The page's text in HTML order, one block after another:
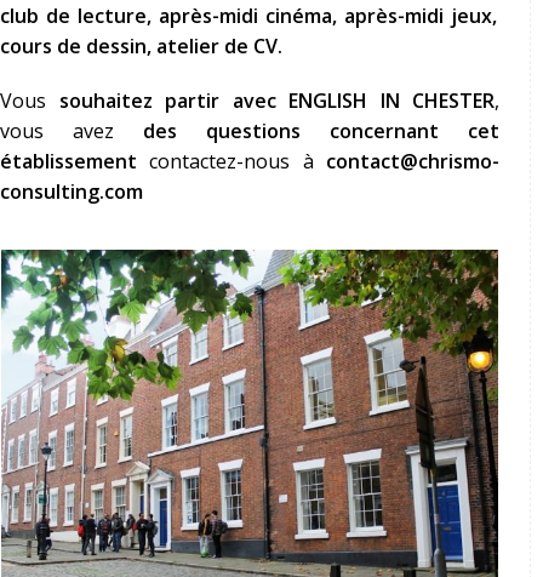
club de lecture, après-midi cinéma, après-midi jeux,
cours de dessin, atelier de CV.
Vous souhaitez partir avec ENGLISH IN CHESTER,
vous avez des questions concernant cet
établissement contactez-nous à contact@chrismo-
consulting.com